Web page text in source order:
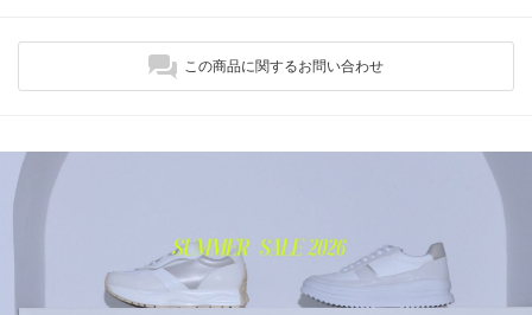
この商品に関するお問い合わせ